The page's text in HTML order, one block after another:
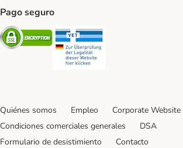
Pago seguro
Security
Quiénes somos Empleo Corporate Website
Condiciones comerciales generales
DSA
Formulario de desistimiento
Contacto